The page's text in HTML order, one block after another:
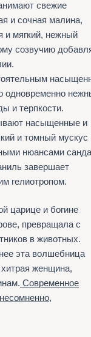
свежие
и сочная малина,
и мягкий, нежный
созвучию
одновременно
и терпкости.
насыщенные и
и томный мускус
нюансами
завершает
гелиотропом.
царице и богине
превращала с
в животных.
эта волшебница
хитрая женщина,
Современное